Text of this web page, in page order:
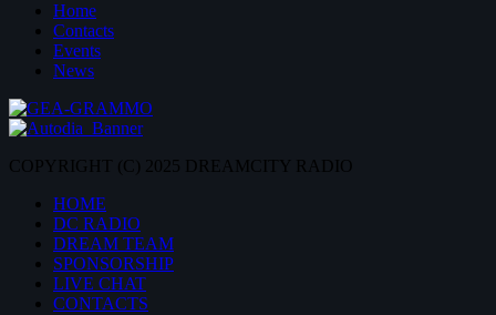
Home
Contacts
Events
News
COPYRIGHT (C) 2025 DREAMCITY RADIO
HOME
DC RADIO
DREAM TEAM
SPONSORSHIP
LIVE CHAT
CONTACTS